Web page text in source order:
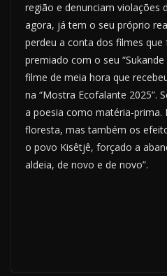
região e denunciam violações
agora, já tem o seu próprio
perdeu a conta dos filmes que
premiado com o seu
filme de meia hora que
na “Mostra Ecofalante 2025”.
a poesia como matéria-prima.
floresta, mas também os
o povo Kisêtjê, forçado a
aldeia, de novo e de novo”.